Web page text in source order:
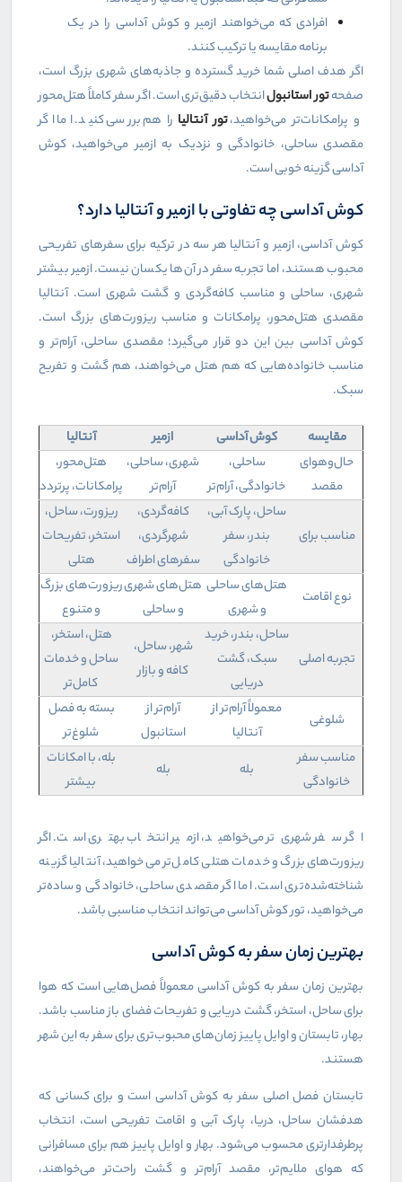
افرادی که می‌خواهند ازمیر و کوش آداسی را در یک
برنامه مقایسه یا ترکیب کنند.
اگر هدف اصلی شما خرید گسترده و جاذبه‌های شهری بزرگ است،
صفحهتور استانبولانتخاب دقیق‌تری است. اگر سفر کاملاً هتل‌محور
و پرامکانات‌تر می‌خواهید،تور آنتالیا را هم بررسی کنید. اما اگر
مقصدی ساحلی، خانوادگی و نزدیک به ازمیر می‌خواهید، کوش
آداسی گزینه خوبی است.
کوش آداسی چه تفاوتی با ازمیر و آنتالیا دارد؟
کوش آداسی، ازمیر و آنتالیا هر سه در ترکیه برای سفرهای تفریحی
محبوب هستند، اما تجربه سفر در آن‌ها یکسان نیست. ازمیر بیشتر
شهری، ساحلی و مناسب کافه‌گردی و گشت شهری است. آنتالیا
مقصدی هتل‌محور، پرامکانات و مناسب ریزورت‌های بزرگ است.
کوش آداسی بین این دو قرار می‌گیرد؛ مقصدی ساحلی، آرام‌تر و
مناسب خانواده‌هایی که هم هتل می‌خواهند، هم گشت و تفریح
سبک.
مقایسه کوش آداسی ازمیر
آنتالیا
حال‌وهوای
مقصد
ساحلی،
خانوادگی، آرام‌تر
شهری، ساحلی،
آرام‌تر
هتل‌محور،
پرامکانات، پرتردد
مناسب برای
ساحل، پارک آبی،
بندر، سفر
خانوادگی
کافه‌گردی،
شهرگردی،
سفرهای اطراف
ریزورت، ساحل،
استخر، تفریحات
هتلی
نوع اقامت
هتل‌های ساحلی
و شهری
هتل‌های شهری
و ساحلی
ریزورت‌های بزرگ
و متنوع
تجربه اصلی
ساحل، بندر، خرید
سبک، گشت
دریایی
شهر، ساحل،
کافه و بازار
هتل، استخر،
ساحل و خدمات
کامل‌تر
شلوغی
معمولاً آرام‌تر از
آنتالیا
آرام‌تر از
استانبول
بسته به فصل
شلوغ‌تر
مناسب سفر
خانوادگی
بله بله
بله، با امکانات
بیشتر
اگر سفر شهری‌تر می‌خواهید، ازمیر انتخاب بهتری است. اگر
ریزورت‌های بزرگ و خدمات هتلی کامل‌تر می‌خواهید، آنتالیا گزینه
شناخته‌شده‌تری است. اما اگر مقصدی ساحلی، خانوادگی و ساده‌تر
می‌خواهید، تور کوش آداسی می‌تواند انتخاب مناسبی باشد.
بهترین زمان سفر به کوش آداسی
بهترین زمان سفر به کوش آداسی معمولاً فصل‌هایی است که هوا
برای ساحل، استخر، گشت دریایی و تفریحات فضای باز مناسب باشد.
بهار، تابستان و اوایل پاییز زمان‌های محبوب‌تری برای سفر به این شهر
هستند.
تابستان فصل اصلی سفر به کوش آداسی است و برای کسانی که
هدفشان ساحل، دریا، پارک آبی و اقامت تفریحی است، انتخاب
پرطرفدارتری محسوب می‌شود. بهار و اوایل پاییز هم برای مسافرانی
که هوای ملایم‌تر، مقصد آرام‌تر و گشت راحت‌تر می‌خواهند،